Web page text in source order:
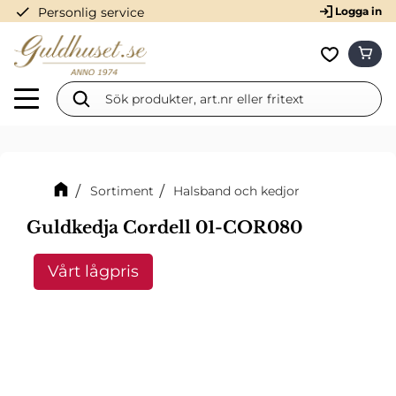
Meny
check Personlig service Logga in
Sortiment Halsband och kedjor
Guldkedja Cordell 01-COR080